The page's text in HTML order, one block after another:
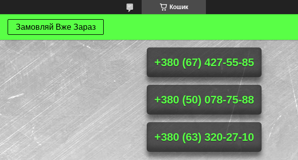
Кошик
Замовляй Вже Зараз
+380 (67) 427-55-85
+380 (50) 078-75-88
+380 (63) 320-27-10